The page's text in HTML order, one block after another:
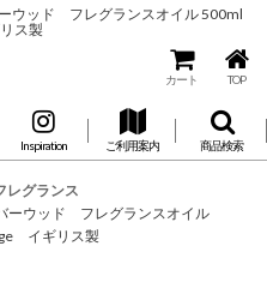
ーウッド フレグランスオイル 500ml
ス製
カート TOP
Inspiration ご利用案内 商品検索
レグランス
ーウッド フレグランスオイル
イギリス製